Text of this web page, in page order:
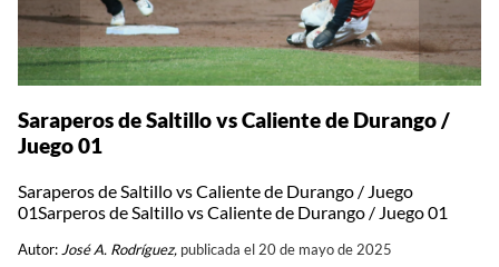
Saraperos de Saltillo vs Caliente de Durango /
Juego 01
Saraperos de Saltillo vs Caliente de Durango / Juego
01Sarperos de Saltillo vs Caliente de Durango / Juego 01
Autor: José A. Rodríguez, publicada el 20 de mayo de 2025